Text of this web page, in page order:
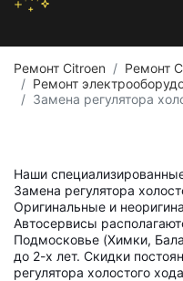
Ремонт Citroen
Ремонт
Ремонт
Замена регулятора
Наши
Замена регулятора
Оригинальные и
Автосервисы
Подмосковье (Химки,
до 2-х лет. Скидки
регулятора холостого